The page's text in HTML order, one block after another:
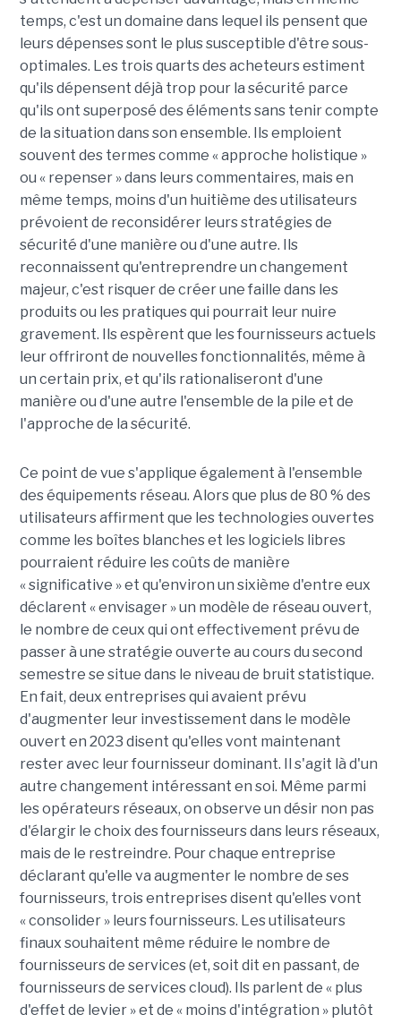
temps, c'est un domaine dans lequel ils pensent que
leurs dépenses sont le plus susceptible d'être sous-
optimales. Les trois quarts des acheteurs estiment
qu'ils dépensent déjà trop pour la sécurité parce
qu'ils ont superposé des éléments sans tenir compte
de la situation dans son ensemble. Ils emploient
souvent des termes comme « approche holistique »
ou « repenser » dans leurs commentaires, mais en
même temps, moins d'un huitième des utilisateurs
prévoient de reconsidérer leurs stratégies de
sécurité d'une manière ou d'une autre. Ils
reconnaissent qu'entreprendre un changement
majeur, c'est risquer de créer une faille dans les
produits ou les pratiques qui pourrait leur nuire
gravement. Ils espèrent que les fournisseurs actuels
leur offriront de nouvelles fonctionnalités, même à
un certain prix, et qu'ils rationaliseront d'une
manière ou d'une autre l'ensemble de la pile et de
l'approche de la sécurité.
Ce point de vue s'applique également à l'ensemble
des équipements réseau. Alors que plus de 80 % des
utilisateurs affirment que les technologies ouvertes
comme les boîtes blanches et les logiciels libres
pourraient réduire les coûts de manière
« significative » et qu'environ un sixième d'entre eux
déclarent « envisager » un modèle de réseau ouvert,
le nombre de ceux qui ont effectivement prévu de
passer à une stratégie ouverte au cours du second
semestre se situe dans le niveau de bruit statistique.
En fait, deux entreprises qui avaient prévu
d'augmenter leur investissement dans le modèle
ouvert en 2023 disent qu'elles vont maintenant
rester avec leur fournisseur dominant. Il s'agit là d'un
autre changement intéressant en soi. Même parmi
les opérateurs réseaux, on observe un désir non pas
d'élargir le choix des fournisseurs dans leurs réseaux,
mais de le restreindre. Pour chaque entreprise
déclarant qu'elle va augmenter le nombre de ses
fournisseurs, trois entreprises disent qu'elles vont
« consolider » leurs fournisseurs. Les utilisateurs
finaux souhaitent même réduire le nombre de
fournisseurs de services (et, soit dit en passant, de
fournisseurs de services cloud). Ils parlent de « plus
d'effet de levier » et de « moins d'intégration » plutôt